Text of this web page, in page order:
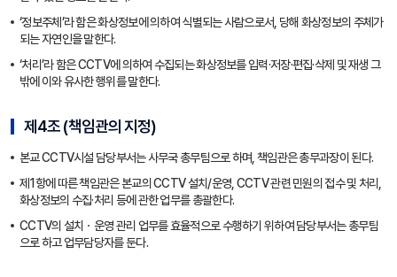
‘정보주체’라 함은 화상정보에 의하여 식별되는 사람으로서, 당해 화상정보의 주체가
되는 자연인을 말한다.
‘처리’라 함은 CCTV에 의하여 수집되는 화상정보를 입력·저장·편집·삭제 및 재생 그
밖에 이와 유사한 행위를 말한다.
제4조 (책임관의 지정)
본교 CCTV시설 담당부서는 사무국 총무팀으로 하며, 책임관은 총무과장이 된다.
제1항에 따른 책임관은 본교의 CCTV 설치/운영, CCTV 관련 민원의 접수 및 처리,
화상정보의 수집·처리 등에 관한 업무를 총괄한다.
CCTV의 설치ㆍ운영 관리 업무를 효율적으로 수행하기 위하여 담당부서는 총무팀
으로 하고 업무담당자를 둔다.